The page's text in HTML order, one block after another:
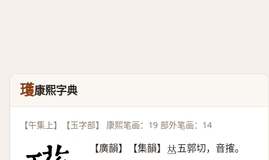
瓁康熙字典
【午集上】【玉字部】 康熙笔画：19 部外笔画：14
【廣韻】【集韻】 𠀤五郭切，音搉。